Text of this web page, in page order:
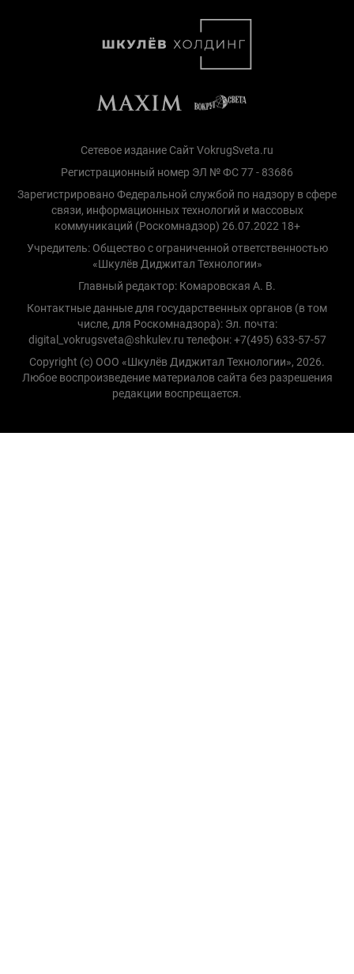
Сетевое издание Сайт VokrugSveta.ru
Регистрационный номер ЭЛ № ФС 77 - 83686
Зарегистрировано Федеральной службой по надзору в сфере
связи, информационных технологий и массовых
коммуникаций (Роскомнадзор) 26.07.2022 18+
Учредитель: Общество с ограниченной ответственностью
«Шкулёв Диджитал Технологии»
Главный редактор: Комаровская А. В.
Контактные данные для государственных органов (в том
числе, для Роскомнадзора): Эл. почта:
digital_vokrugsveta@shkulev.ru телефон: +7(495) 633-57-57
Copyright (с) ООО «Шкулёв Диджитал Технологии», 2026.
Любое воспроизведение материалов сайта без разрешения
редакции воспрещается.